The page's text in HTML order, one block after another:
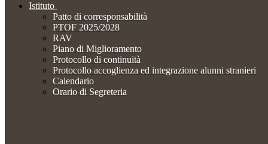
Istituto
Patto di corresponsabilità
PTOF 2025/2028
RAV
Piano di Miglioramento
Protocollo di continuità
Protocollo accoglienza ed integrazione alunni stranieri
Calendario
Orario di Segreteria